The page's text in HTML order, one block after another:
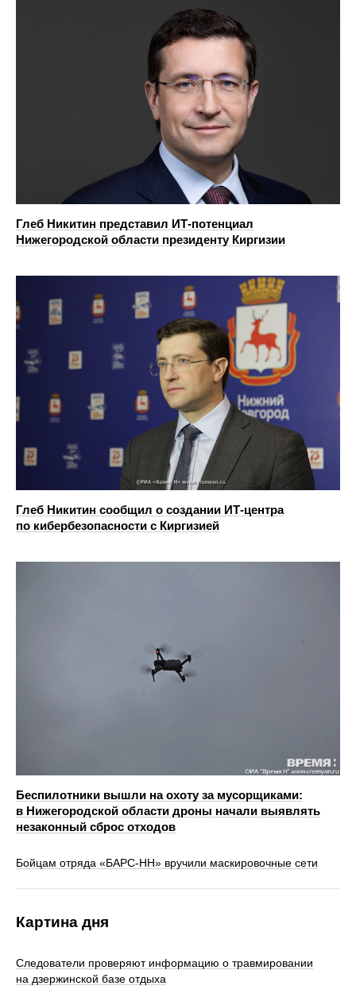
Глеб Никитин представил ИТ-потенциал
Нижегородской области президенту Киргизии
Глеб Никитин сообщил о создании ИТ-центра
по кибербезопасности с Киргизией
Беспилотники вышли на охоту за мусорщиками:
в Нижегородской области дроны начали выявлять
незаконный сброс отходов
Бойцам отряда «БАРС-НН» вручили маскировочные сети
Картина дня
Следователи проверяют информацию о травмировании
на дзержинской базе отдыха